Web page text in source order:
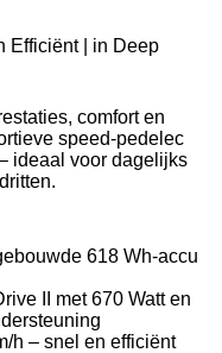
Efficiënt | in Deep
comfort en
speed-pedelec
ideaal voor dagelijks
618 Wh-accu
II met 670 Watt en
h – snel en efficiënt